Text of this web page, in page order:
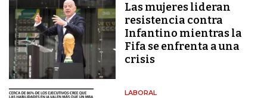
Las mujeres lideran
resistencia contra
Infantino mientras la
Fifa se enfrenta a una
crisis
LABORAL